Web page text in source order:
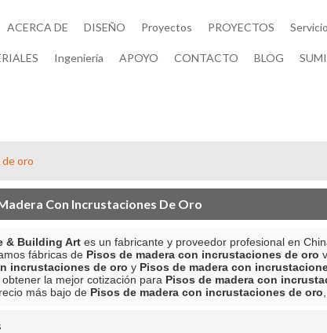
ACERCA DE DISEÑO Proyectos PROYECTOS
Ingeniería APOYO CONTACTO BLOG
oro
Con Incrustaciones De Oro
& Building Art es un fabricante y proveedor profesional en
fábricas de Pisos de madera con incrustaciones de oro
incrustaciones de oro y Pisos de madera con
la mejor cotización para Pisos de madera con
más bajo de Pisos de madera con incrustaciones de oro